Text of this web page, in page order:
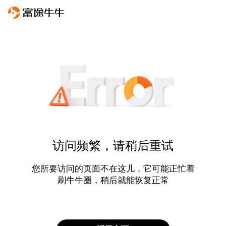
访问频繁，请稍后重试
您所要访问的页面不在这儿，它可能正忙着
刷牛牛圈，稍后就能恢复正常